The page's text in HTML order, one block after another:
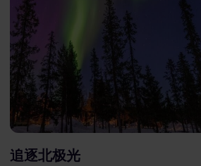
追逐北极光